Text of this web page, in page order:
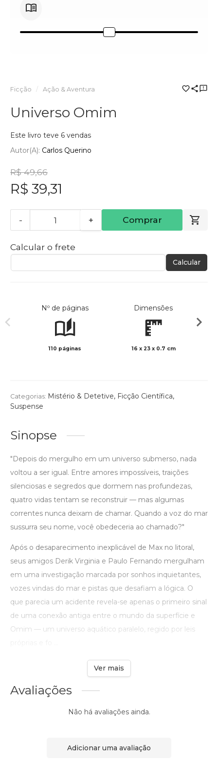
Ficção Ação & Aventura
Universo Omim
Este livro teve 6 vendas
Autor(a): Carlos Querino
R$ 49,66
R$ 39,31
- + Comprar
Calcular o frete
Calcular
Nº de páginas
110 páginas
Dimensões
16 x 23 x 0.7 cm
Categorias: Mistério & Detetive, Ficção Científica,
Suspense
Sinopse
"Depois do mergulho em um universo submerso, nada
voltou a ser igual. Entre amores impossíveis, traições
silenciosas e segredos que dormem nas profundezas,
quatro vidas tentam se reconstruir — mas algumas
correntes nunca deixam de chamar. Quando a voz do mar
sussurra seu nome, você obedeceria ao chamado?"
Após o desaparecimento inexplicável de Max no litoral,
seus amigos Derik Virginia e Paulo Fernando mergulham
em uma investigação marcada por sonhos inquietantes,
vozes vindas do mar e pistas que desafiam a lógica. O
que parecia um acidente revela-se apenas o primeiro sinal
de uma conexão antiga entre o mundo da superfície e
Omim — um universo aquático paralelo, regido por leis
Ver mais
Avaliações
Não há avaliações ainda.
Adicionar uma avaliação